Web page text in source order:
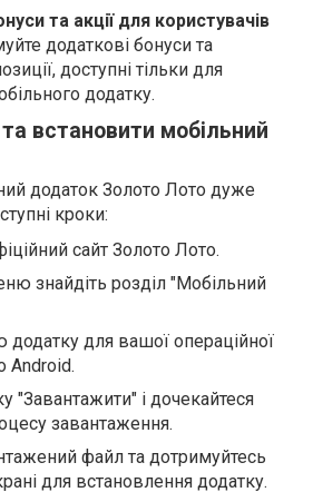
та акції для користувачів
додаткові бонуси та
доступні тільки для
додатку.
встановити мобільний
додаток Золото Лото дуже
кроки:
сайт Золото Лото.
знайдіть розділ "Мобільний
додатку для вашої операційної
Android.
"Завантажити" і дочекайтеся
завантаження.
файл та дотримуйтесь
для встановлення додатку.